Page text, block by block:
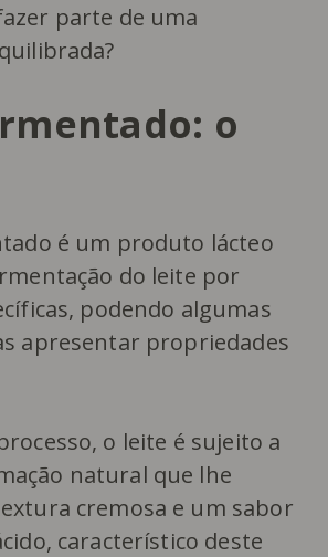
parte de uma
o
é um produto lácteo
do leite por
podendo algumas
apresentar propriedades
o leite é sujeito a
natural que lhe
cremosa e um sabor
característico deste